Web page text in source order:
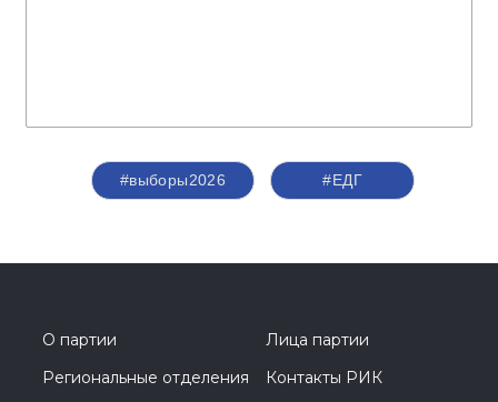
#выборы2026 #ЕДГ
О партии
Лица партии
Региональные отделения
Контакты РИК